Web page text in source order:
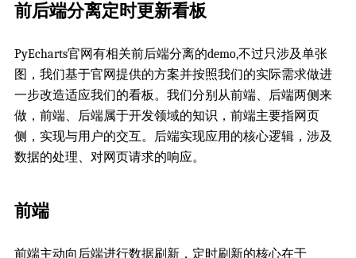
前后端分离定时更新看板
PyEcharts官网有相关前后端分离的demo,不过只涉及单张
图，我们基于官网提供的方案并按照我们的实际需求做进
一步改造适应我们的看板。我们分别从前端、后端两侧来
做，前端、后端属于开发领域的知识，前端主要指网页
侧，实现与用户的交互。后端实现应用的核心逻辑，涉及
数据的处理、对网页请求的响应。
前端
前端主动向后端进行数据刷新，定时刷新的核心在于